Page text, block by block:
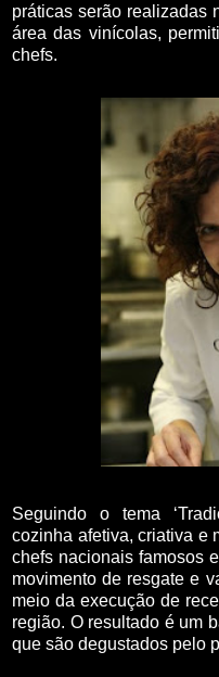
práticas serão realizadas
área das vinícolas,
chefs.
Seguindo o tema
cozinha afetiva, criativa e
chefs nacionais famosos
movimento de resgate e
meio da execução de
região. O resultado é um
que são degustados pelo